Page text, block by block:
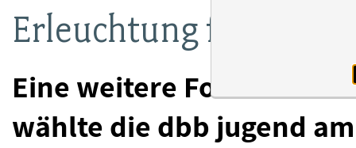
Erleuchtung für die
Eine weitere Form des
wählte die dbb jugend